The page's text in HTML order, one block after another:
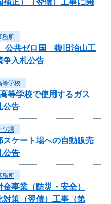
務所
公共ゼロ国 復旧治山工
争入札公告
等学校
等学校で使用するガス
公告
ツ課
ケート場への自動販売
公告
務所
事業（防災・安全）
対策（翌債）工事（第